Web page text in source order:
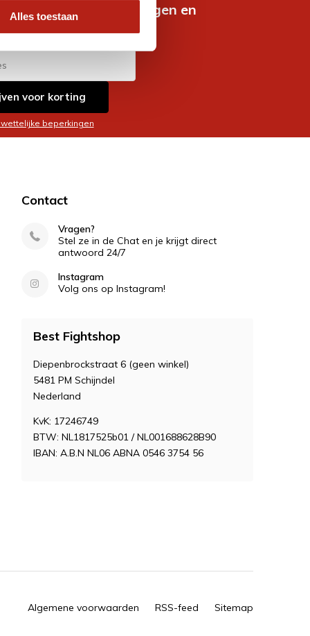
Alles toestaan
nieuwste aanbiedingen en
voor korting
beperkingen
Contact
Vragen?
Stel ze in de Chat en je krijgt direct
antwoord 24/7
Instagram
Volg ons op Instagram!
Best Fightshop
Diepenbrockstraat 6 (geen winkel)
5481 PM Schijndel
Nederland
KvK: 17246749
BTW: NL1817525b01 / NL001688628B90
IBAN: A.B.N NL06 ABNA 0546 3754 56
Algemene voorwaarden RSS-feed Sitemap